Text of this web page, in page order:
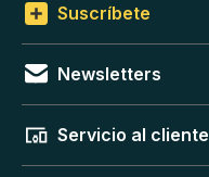
Suscríbete
Newsletters
Servicio al cliente